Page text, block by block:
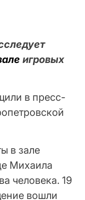
игровых
в пресс-
в зале
Михаила
человека. 19
вошли